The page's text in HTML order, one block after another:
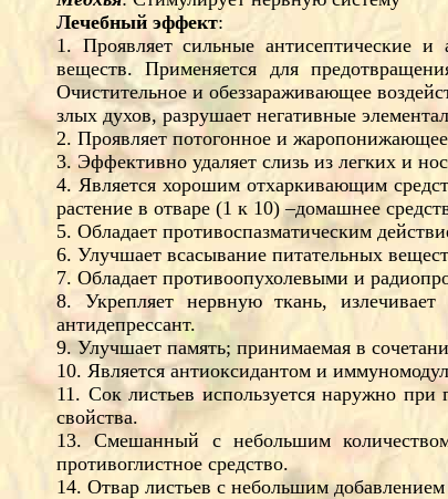
Лечебный эффект:
1. Проявляет сильные антисептические и
веществ. Применяется для
Очистительное и обеззараживающее
злых духов, разрушает негативные
2. Проявляет потогонное и
3. Эффективно удаляет слизь из легких и
4. Является хорошим отхаркивающим
растение в отваре (1 к 10) –домашнее
5. Обладает противоспазматическим
6. Улучшает всасывание питательных
7. Обладает противоопухолевыми и
8. Укрепляет нервную ткань,
антидепрессант.
9. Улучшает память; принимаемая в
10. Является антиоксидантом и
11. Сок листьев используется наружно
свойства.
13. Смешанный с небольшим
противоглистное средство.
14. Отвар листьев с небольшим